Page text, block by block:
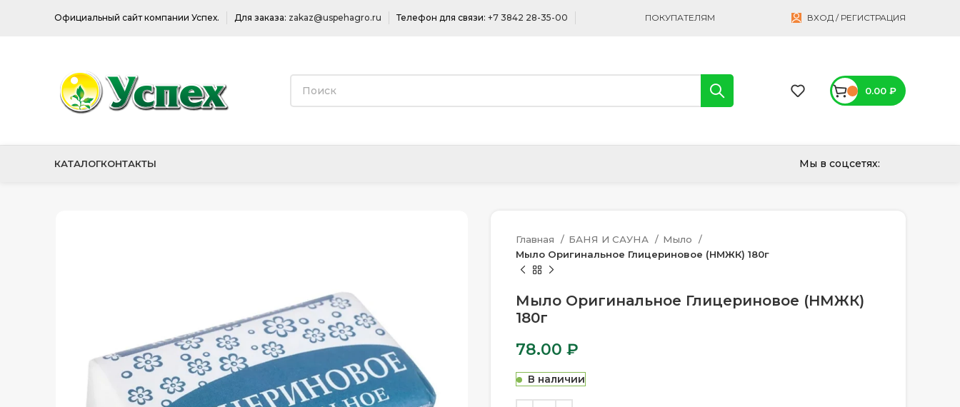
Официальный сайт компании Успех. Для заказа: zakaz@uspehagro.ru Телефон для связи: +7 3842 28-35-00 ПОКУПАТЕЛЯМ ВХОД / РЕГИСТРАЦИЯ
0.00 ₽
КАТАЛОГКОНТАКТЫ Мы в соцсетях:
Главная БАНЯ И САУНА
Мыло
Мыло Оригинальное Глицериновое (НМЖК) 180г
Мыло Оригинальное Глицериновое (НМЖК)
180г
78.00 ₽
В наличии